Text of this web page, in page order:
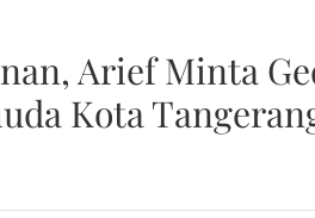
Arief Minta
Kota